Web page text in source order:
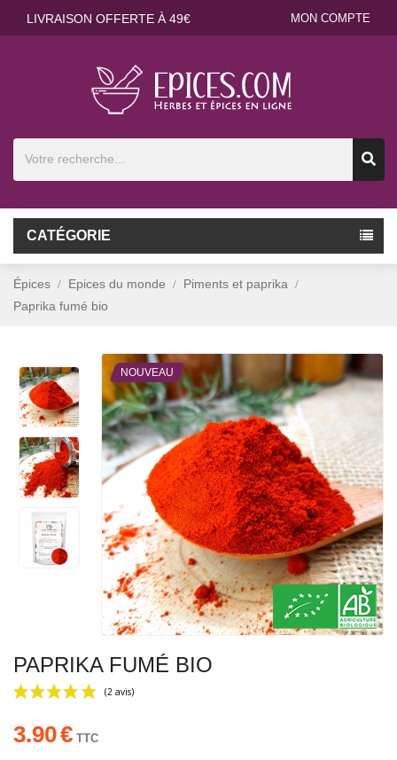
LIVRAISON OFFERTE À 49€ MON COMPTE
CATÉGORIE
Épices Epices du monde
Piments et paprika
Paprika fumé bio
NOUVEAU
PAPRIKA FUMÉ BIO
3.90€ TTC